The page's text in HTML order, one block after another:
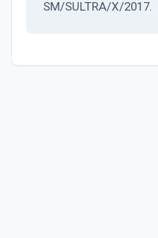
SM/SULTRA/X/2017.